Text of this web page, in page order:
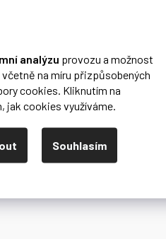
analýzu provozu a možnost
na míru přizpůsobených
cookies. Kliknutím na
cookies využíváme.
Souhlasím